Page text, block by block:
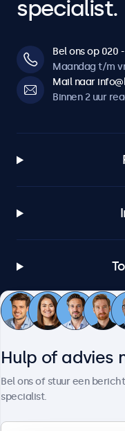
specialist.
Bel ons op 020
Maandag t/m
Mail naar
Binnen 2 uur
Hulp of advies
Bel ons of stuur een
specialist.